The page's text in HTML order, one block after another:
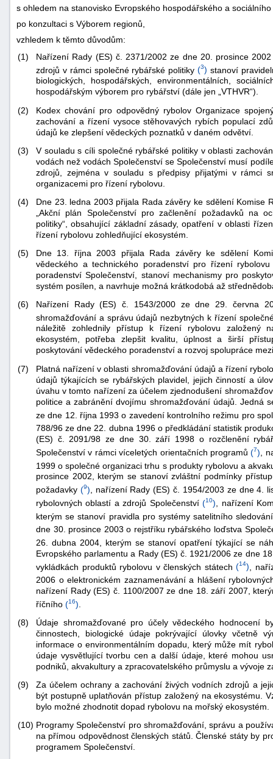
s ohledem na stanovisko Evropského hospodářského a
po konzultaci s Výborem regionů,
vzhledem k těmto důvodům:
(1)
Nařízení Rady (ES) č. 2371/2002 ze dne 20. prosince
zdrojů v rámci společné rybářské politiky (3) stanoví
biologických, hospodářských, environmentálních,
hospodářským výborem pro rybářství (dále jen „VTHVR“).
(2)
Kodex chování pro odpovědný rybolov Organizace
zachování a řízení vysoce stěhovavých rybích populací
údajů ke zlepšení vědeckých poznatků v daném odvětví.
(3)
V souladu s cíli společné rybářské politiky v oblasti
vodách než vodách Společenství se Společenství musí
zdrojů, zejména v souladu s předpisy přijatými v rámci
organizacemi pro řízení rybolovu.
(4)
Dne 23. ledna 2003 přijala Rada závěry ke sdělení Komise
„Akční plán Společenství pro začlenění požadavků na
politiky“, obsahující základní zásady, opatření v oblasti
řízení rybolovu zohledňující ekosystém.
(5)
Dne 13. října 2003 přijala Rada závěry ke sdělení
vědeckého a technického poradenství pro řízení
poradenství Společenství, stanoví mechanismy pro
systém posílen, a navrhuje možná krátkodobá až
(6)
Nařízení Rady (ES) č. 1543/2000 ze dne 29. června
shromažďování a správu údajů nezbytných k řízení
náležitě zohlednily přístup k řízení rybolovu založený
ekosystém, potřeba zlepšit kvalitu, úplnost a širší
poskytování vědeckého poradenství a rozvoj spolupráce
(7)
Platná nařízení v oblasti shromažďování údajů a řízení
údajů týkajících se rybářských plavidel, jejich činností a
úvahu v tomto nařízení za účelem zjednodušení
politice a zabránění dvojímu shromažďování údajů. Jedná
ze dne 12. října 1993 o zavedení kontrolního režimu pro
788/96 ze dne 22. dubna 1996 o předkládání statistik
(ES) č. 2091/98 ze dne 30. září 1998 o rozčlenění
Společenství v rámci víceletých orientačních programů (7) ,
1999 o společné organizaci trhu s produkty rybolovu a
prosince 2002, kterým se stanoví zvláštní podmínky
požadavky (9) , nařízení Rady (ES) č. 1954/2003 ze dne 4.
rybolovných oblastí a zdrojů Společenství(10) , nařízení
kterým se stanoví pravidla pro systémy satelitního
dne 30. prosince 2003 o rejstříku rybářského loďstva
26. dubna 2004, kterým se stanoví opatření týkající se
Evropského parlamentu a Rady (ES) č. 1921/2006 ze dne
vykládkách produktů rybolovu v členských státech (14) ,
2006 o elektronickém zaznamenávání a hlášení
nařízení Rady (ES) č. 1100/2007 ze dne 18. září 2007,
říčního (16)
(8)
Údaje shromažďované pro účely vědeckého hodnocení
činnostech, biologické údaje pokrývající úlovky včetně
informace o environmentálním dopadu, který může mít
údaje vysvětlující tvorbu cen a další údaje, které mohou
podniků, akvakultury a zpracovatelského průmyslu a vývoje
(9)
Za účelem ochrany a zachování živých vodních zdrojů a
být postupně uplatňován přístup založený na ekosystému.
bylo možné zhodnotit dopad rybolovu na mořský ekosystém.
(10) Programy Společenství pro shromažďování, správu a
na přímou odpovědnost členských států. Členské státy by
programem Společenství.
škody
+náhrady
-
náhrady
"náhradě